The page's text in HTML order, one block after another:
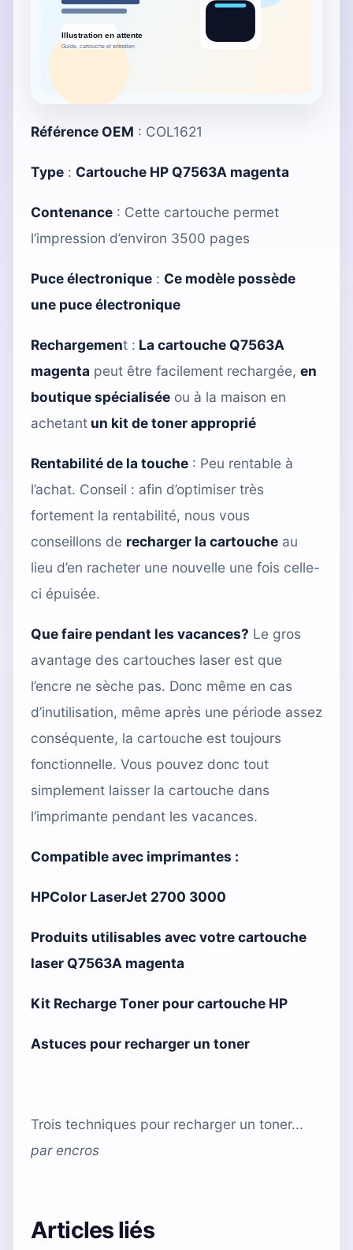
Référence OEM : COL1621
Type : Cartouche HP Q7563A magenta
Contenance : Cette cartouche permet
l’impression d’environ 3500 pages
Puce électronique : Ce modèle possède
une puce électronique
Rechargement : La cartouche Q7563A
magenta peut être facilement rechargée, en
boutique spécialisée ou à la maison en
achetant un kit de toner approprié
Rentabilité de la touche : Peu rentable à
l’achat. Conseil : afin d’optimiser très
fortement la rentabilité, nous vous
conseillons de recharger la cartouche au
lieu d’en racheter une nouvelle une fois celle-
ci épuisée.
Que faire pendant les vacances? Le gros
avantage des cartouches laser est que
l’encre ne sèche pas. Donc même en cas
d’inutilisation, même après une période assez
conséquente, la cartouche est toujours
fonctionnelle. Vous pouvez donc tout
simplement laisser la cartouche dans
l’imprimante pendant les vacances.
Compatible avec imprimantes :
HPColor LaserJet 2700 3000
Produits utilisables avec votre cartouche
laser Q7563A magenta
Kit Recharge Toner pour cartouche HP
Astuces pour recharger un toner
Trois techniques pour recharger un toner...
parencros
Articles liés